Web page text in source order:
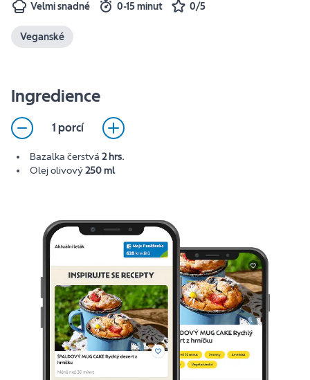
Velmi snadné 0-15 minut 0/5
Veganské
Ingredience
1 porcí
Bazalka čerstvá 2 hrs.
Olej olivový250 ml